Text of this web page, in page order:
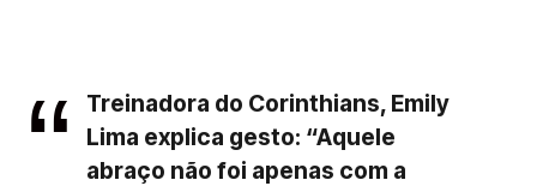
Treinadora do Corinthians, Emily
Lima explica gesto: “Aquele
abraço não foi apenas com a